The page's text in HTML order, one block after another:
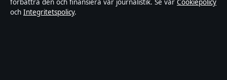
nöjesnyheter. Varje artikel har en namngiven byline,
granskas av en redaktör och faktagranskas innan
förbättra den och finansiera vår journalistik. Se vår Cookiepolicy
och Integritetspolicy.